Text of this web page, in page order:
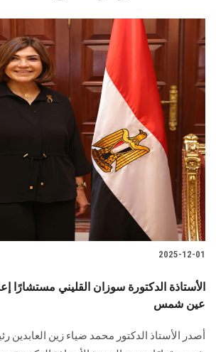
2025-12-01
الأستاذة الدكتورة سوزان القليني مستشارًا
عين شمس
أصدر الأستاذ الدكتور محمد ضياء زين العابدين